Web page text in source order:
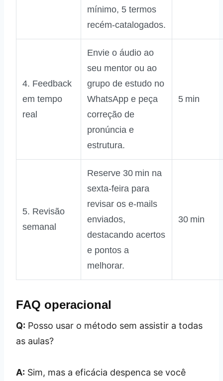
mínimo, 5 termos
recém‑catalogados.
4. Feedback
em tempo
real
Envie o áudio ao
seu mentor ou ao
grupo de estudo no
WhatsApp e peça
correção de
pronúncia e
estrutura.
5 min
5. Revisão
semanal
Reserve 30 min na
sexta‑feira para
revisar os e‑mails
enviados,
destacando acertos
e pontos a
melhorar.
30 min
FAQ operacional
Q: Posso usar o método sem assistir a todas
as aulas?
A: Sim, mas a eficácia despenca se você